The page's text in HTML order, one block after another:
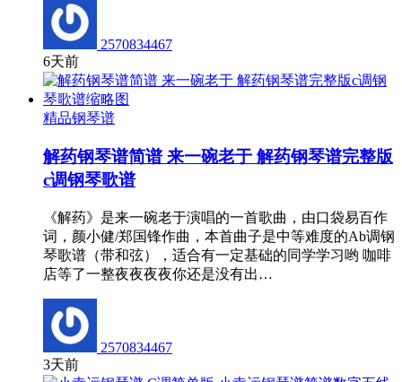
2570834467
6天前
精品钢琴谱
解药钢琴谱简谱 来一碗老于 解药钢琴谱完整版
c调钢琴歌谱
《解药》是来一碗老于演唱的一首歌曲，由口袋易百作
词，颜小健/郑国锋作曲，本首曲子是中等难度的Ab调钢
琴歌谱（带和弦），适合有一定基础的同学学习哟 咖啡
店等了一整夜夜夜夜你还是没有出…
2570834467
3天前